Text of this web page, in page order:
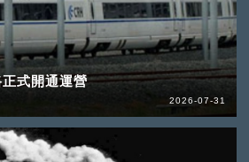
式開通運營
2026-07-31